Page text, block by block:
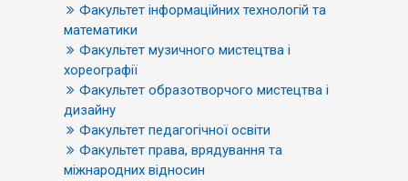
Факультет інформаційних технологій та
математики
Факультет музичного мистецтва і
хореографії
Факультет образотворчого мистецтва і
дизайну
Факультет педагогічної освіти
Факультет права, врядування та
міжнародних відносин